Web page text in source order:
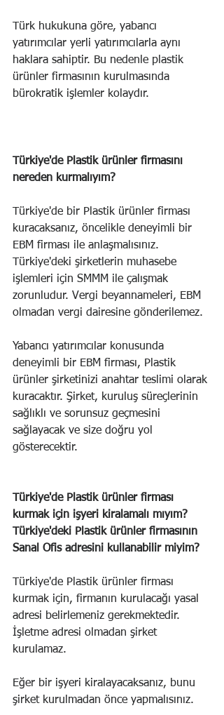
Türk hukukuna göre, yabancı
yatırımcılar yerli yatırımcılarla aynı
haklara sahiptir. Bu nedenle plastik
ürünler firmasının kurulmasında
bürokratik işlemler kolaydır.
Türkiye'de Plastik ürünler firmasını
nereden kurmalıyım?
Türkiye'de bir Plastik ürünler firması
kuracaksanız, öncelikle deneyimli bir
EBM firması ile anlaşmalısınız.
Türkiye'deki şirketlerin muhasebe
işlemleri için SMMM ile çalışmak
zorunludur. Vergi beyannameleri, EBM
olmadan vergi dairesine gönderilemez.
Yabancı yatırımcılar konusunda
deneyimli bir EBM firması, Plastik
ürünler şirketinizi anahtar teslimi olarak
kuracaktır. Şirket, kuruluş süreçlerinin
sağlıklı ve sorunsuz geçmesini
sağlayacak ve size doğru yol
gösterecektir.
Türkiye'de Plastik ürünler firması
kurmak için işyeri kiralamalı mıyım?
Türkiye'deki Plastik ürünler firmasının
Sanal Ofis adresini kullanabilir miyim?
Türkiye'de Plastik ürünler firması
kurmak için, firmanın kurulacağı yasal
adresi belirlemeniz gerekmektedir.
İşletme adresi olmadan şirket
kurulamaz.
Eğer bir işyeri kiralayacaksanız, bunu
şirket kurulmadan önce yapmalısınız.